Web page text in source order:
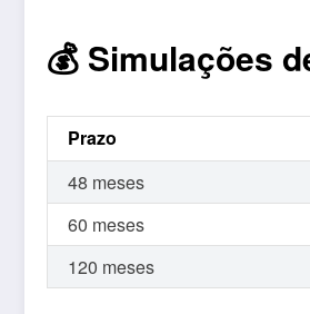
💰 Simulações
Prazo
48 meses
60 meses
120 meses